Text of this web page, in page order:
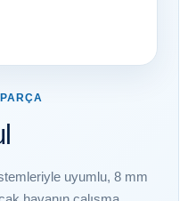
uyumlu, 8 mm